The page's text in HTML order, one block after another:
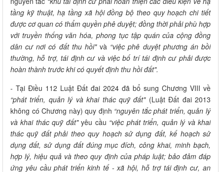
tầng kỹ thuật, hạ tầng xã hội đồng bộ theo quy hoạch chi tiết
được cơ quan có thẩm quyền phê duyệt; đồng thời phải phù hợp
với truyền thống văn hóa, phong tục tập quán của cộng đồng
dân cư nơi có đất thu hồi"và “việc phê duyệt phương án bồi
thường, hỗ trợ, tái định cư và việc bố trí tái định cư phải được
hoàn thành trước khi có quyết định thu hồi đất".
- Tại Điều 112 Luật Đất đai 2024 đã bổ sung Chương VIII về
“phát triển, quản lý và khai thác quỹ đất" (Luật Đất đai 2013
không có Chương này) quy định “nguyên tắc phát triển, quản lý
và khai thác quỹ đất"yêu cầu “việc phát triển, quản lý và khai
thác quỹ đất phải theo quy hoạch sử dụng đất, kế hoạch sử
dụng đất, sử dụng đất đúng mục đích, công khai, minh bạch,
hợp lý, hiệu quả và theo quy định của pháp luật; bảo đảm đáp
ứng yêu cầu phát triển kinh tế - xã hội, hỗ trợ tái định cư, an